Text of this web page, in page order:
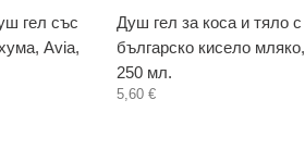
гел със
Avia,
Душ гел за коса и тяло с
българско кисело мляко,
250 мл.
5,60 €